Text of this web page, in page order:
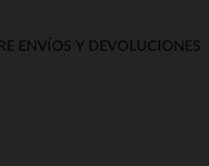
ENVÍOS Y DEVOLUCIONES